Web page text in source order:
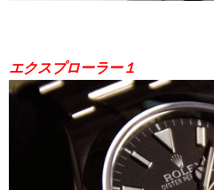
エクスプローラー１